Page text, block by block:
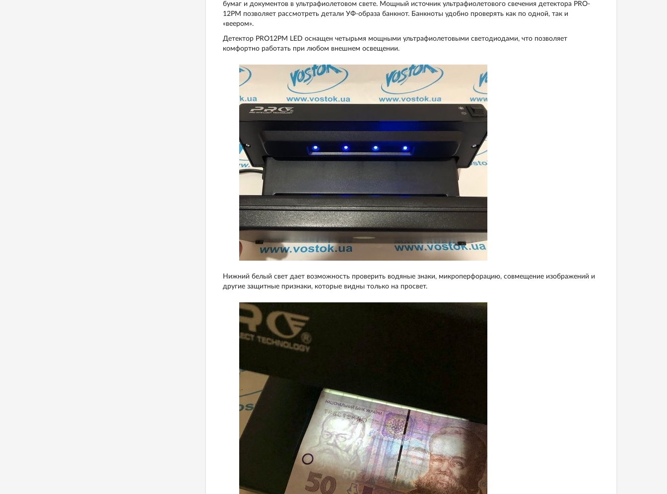
бумаг и документов в ультрафиолетовом свете. Мощный источник ультрафиолетового свечения детектора PRO-
12PM позволяет рассмотреть детали УФ-образа банкнот. Банкноты удобно проверять как по одной, так и
«веером».
Детектор PRO12PM LED оснащен четырьмя мощными ультрафиолетовыми светодиодами, что позволяет
комфортно работать при любом внешнем освещении.
Нижний белый свет дает возможность проверить водяные знаки, микроперфорацию, совмещение изображений и
другие защитные признаки, которые видны только на просвет.